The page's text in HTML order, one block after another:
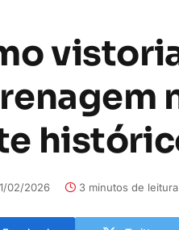
02/2026 3 minutos de leitura